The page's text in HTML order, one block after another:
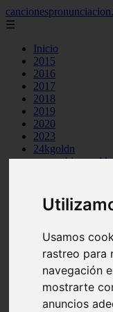
Usamos
rastreo para
navegación
mostrarte
anuncios
☰
Inicio
2015
2016
2017
2018
2019
2020
2023
24kgoldn
a great big world
aimee carty
ajr
anne marie
aretha franklin
ariana grande
ashe
atb
ava max